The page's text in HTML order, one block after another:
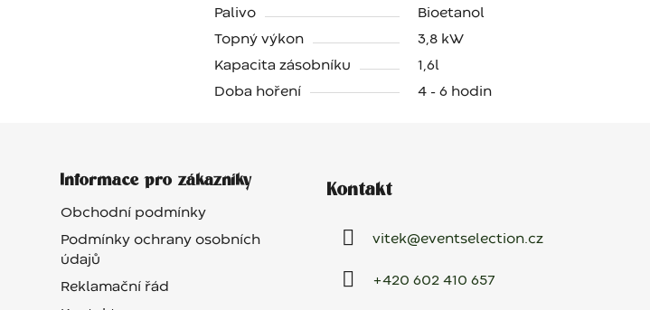
Palivo Bioetanol
Topný výkon 3,8 kW
Kapacita zásobníku 1,6l
Doba hoření 4 - 6 hodin
Informace pro zákazníky
Obchodní podmínky
Podmínky ochrany osobních
údajů
Reklamační řád
Kontakt
vitek@eventselection.cz
+420 602 410 657